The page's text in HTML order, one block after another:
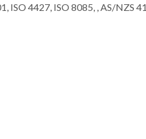
ISO 4427, ISO 8085, , AS/NZS